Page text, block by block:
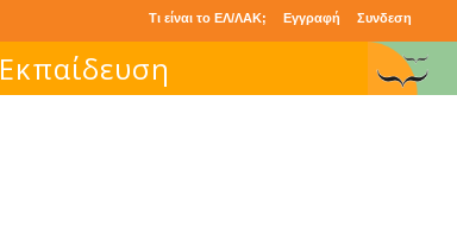
Τι είναι το ΕΛ/ΛΑΚ; Εγγραφή Συνδεση